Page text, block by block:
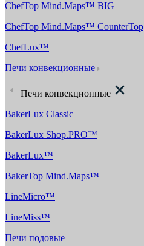
ChefTop Mind.Maps™ BIG
ChefTop Mind.Maps™ CounterTop
ChefLux™
Печи конвекционные
Печи конвекционные
BakerLux Classic
BakerLux Shop.PRO™
BakerLux™
BakerTop Mind.Maps™
LineMicro™
LineMiss™
Печи подовые